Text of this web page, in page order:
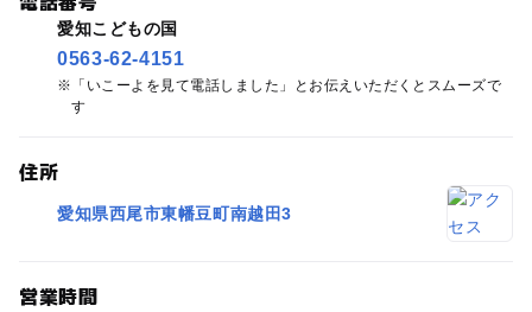
愛知こどもの国
0563-62-4151
「いこーよを見て電話しました」とお伝えいただくとスムーズで
す
住所
愛知県西尾市東幡豆町南越田3
営業時間